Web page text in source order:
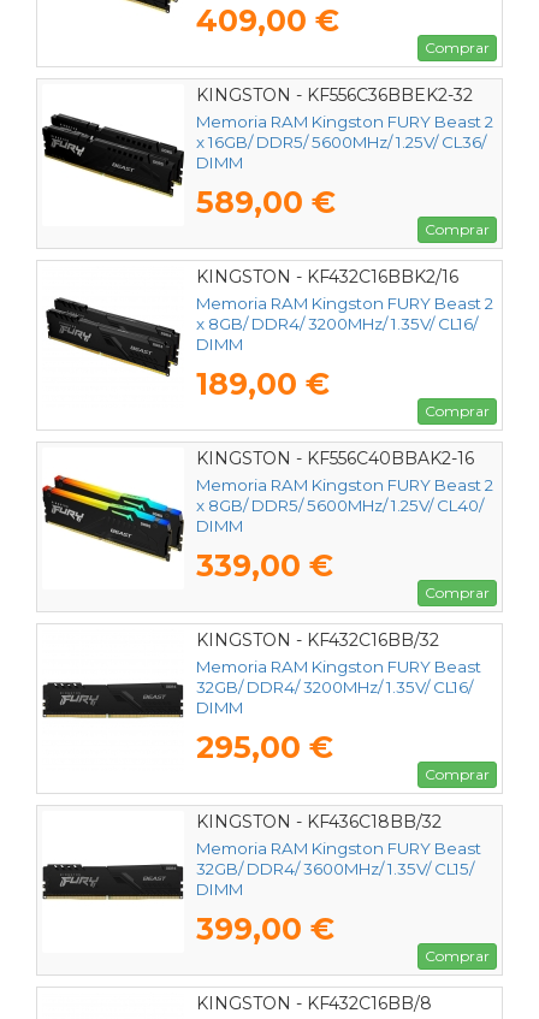
409,00 €
Comprar
KINGSTON - KF556C36BBEK2-32
Memoria RAM Kingston FURY Beast 2
x 16GB/ DDR5/ 5600MHz/ 1.25V/ CL36/
DIMM
589,00 €
Comprar
KINGSTON - KF432C16BBK2/16
Memoria RAM Kingston FURY Beast 2
x 8GB/ DDR4/ 3200MHz/ 1.35V/ CL16/
DIMM
189,00 €
Comprar
KINGSTON - KF556C40BBAK2-16
Memoria RAM Kingston FURY Beast 2
x 8GB/ DDR5/ 5600MHz/ 1.25V/ CL40/
DIMM
339,00 €
Comprar
KINGSTON - KF432C16BB/32
Memoria RAM Kingston FURY Beast
32GB/ DDR4/ 3200MHz/ 1.35V/ CL16/
DIMM
295,00 €
Comprar
KINGSTON - KF436C18BB/32
Memoria RAM Kingston FURY Beast
32GB/ DDR4/ 3600MHz/ 1.35V/ CL15/
DIMM
399,00 €
Comprar
KINGSTON - KF432C16BB/8